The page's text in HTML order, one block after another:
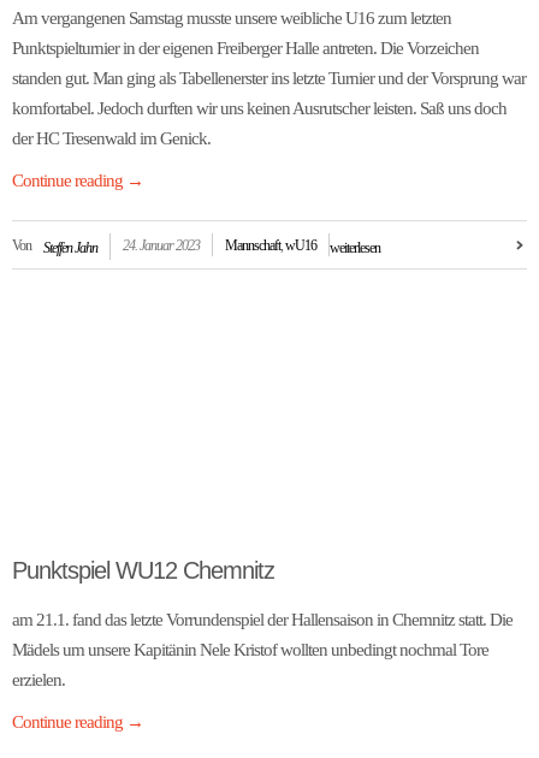
Am vergangenen Samstag musste unsere weibliche U16 zum letzten
Punktspielturnier in der eigenen Freiberger Halle antreten. Die Vorzeichen
standen gut. Man ging als Tabellenerster ins letzte Turnier und der Vorsprung war
komfortabel. Jedoch durften wir uns keinen Ausrutscher leisten. Saß uns doch
der HC Tresenwald im Genick.
Continue reading →
Von Steffen Jahn 24. Januar 2023 Mannschaft,wU16 weiterlesen
Punktspiel WU12 Chemnitz
am 21.1. fand das letzte Vorrundenspiel der Hallensaison in Chemnitz statt. Die
Mädels um unsere Kapitänin Nele Kristof wollten unbedingt nochmal Tore
erzielen.
Continue reading →